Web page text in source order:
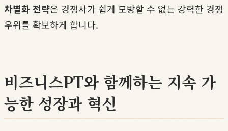
차별화 전략은 경쟁사가 쉽게 모방할 수 없는 강력한 경쟁
우위를 확보하게 합니다.
비즈니스PT와 함께하는 지속 가
능한 성장과 혁신